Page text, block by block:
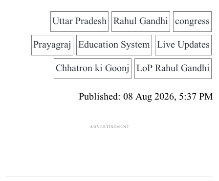
congress
Rahul Gandhi
Uttar Pradesh
Live Updates
Education System
Prayagraj
LoP Rahul Gandhi
Chhatron ki Goonj
Published: 08 Aug 2026, 5:37 PM
ADVERTISEMENT